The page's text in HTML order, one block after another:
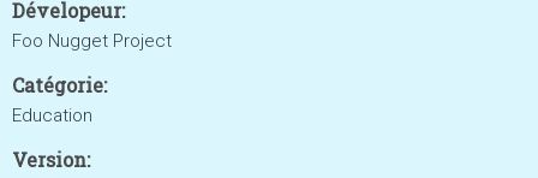
Dévelopeur:
Foo Nugget Project
Catégorie:
Education
Version: